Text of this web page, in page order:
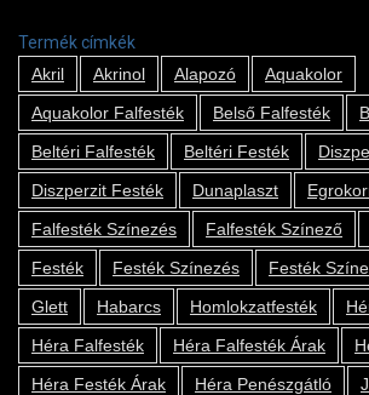
Termék címkék
Akril
Akrinol Alapozó
Aquakolor
Aquakolor Falfesték
Belső Falfesték
Beltéri Falfesték
Beltéri Festék
Diszperzit Festék
Dunaplaszt
Falfesték Színezés
Falfesték Színező
Festék
Festék Színezés Festék
Glett
Habarcs Homlokzatfesték
Héra Falfesték
Héra Falfesték Árak
Héra Festék Árak
Héra Penészgátló